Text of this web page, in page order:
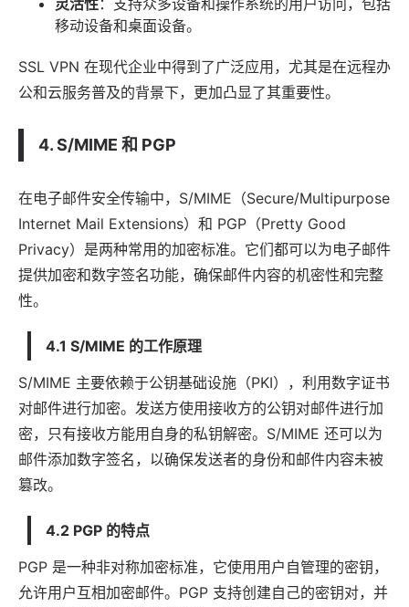
移动设备和桌面设备。
SSL VPN 在现代企业中得到了广泛应用，尤其是在远程办
公和云服务普及的背景下，更加凸显了其重要性。
4. S/MIME 和 PGP
在电子邮件安全传输中，S/MIME（Secure/Multipurpose
Internet Mail Extensions）和 PGP（Pretty Good
Privacy）是两种常用的加密标准。它们都可以为电子邮件
提供加密和数字签名功能，确保邮件内容的机密性和完整
性。
4.1 S/MIME 的工作原理
S/MIME 主要依赖于公钥基础设施（PKI），利用数字证书
对邮件进行加密。发送方使用接收方的公钥对邮件进行加
密，只有接收方能用自身的私钥解密。S/MIME 还可以为
邮件添加数字签名，以确保发送者的身份和邮件内容未被
篡改。
4.2 PGP 的特点
PGP 是一种非对称加密标准，它使用用户自管理的密钥，
允许用户互相加密邮件。PGP 支持创建自己的密钥对，并